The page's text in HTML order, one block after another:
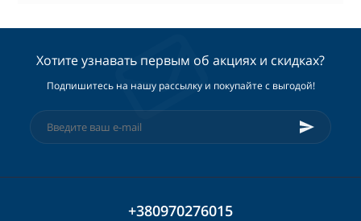
Хотите узнавать первым об акциях и скидках?
Подпишитесь на нашу рассылку и покупайте с выгодой!
+380970276015